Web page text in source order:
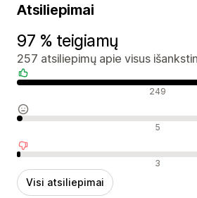
Atsiliepimai
97 % teigiamų
257 atsiliepimų apie visus
Teigiami atsiliepimai 249
Neutralūs atsiliepimai 5
Neigiami atsiliepimai 3
Visi atsiliepimai